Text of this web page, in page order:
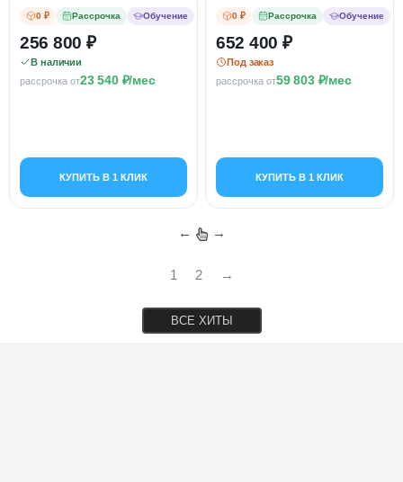
0 ₽ Рассрочка Обучение
256 800
В наличии
рассрочка от23 540 /мес
КУПИТЬ В 1 КЛИК
0 ₽ Рассрочка Обучение
652 400
Под заказ
рассрочка от59 803 /мес
КУПИТЬ В 1 КЛИК
← →
1 2 →
ВСЕ ХИТЫ